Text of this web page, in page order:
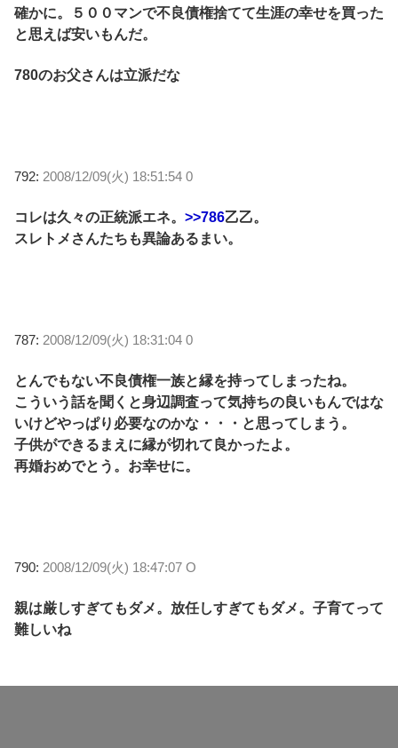
確かに。５００マンで不良債権捨てて生涯の幸せを買った
と思えば安いもんだ。
780のお父さんは立派だな
792: 2008/12/09(火) 18:51:54 0
コレは久々の正統派エネ。 >>786乙乙。
スレトメさんたちも異論あるまい。
787: 2008/12/09(火) 18:31:04 0
とんでもない不良債権一族と縁を持ってしまったね。
こういう話を聞くと身辺調査って気持ちの良いもんではな
いけどやっぱり必要なのかな・・・と思ってしまう。
子供ができるまえに縁が切れて良かったよ。
再婚おめでとう。お幸せに。
790: 2008/12/09(火) 18:47:07 O
親は厳しすぎてもダメ。放任しすぎてもダメ。子育てって
難しいね